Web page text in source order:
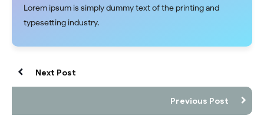
Lorem ipsum is simply dummy text of the printing and
typesetting industry.
Next Post
Previous Post